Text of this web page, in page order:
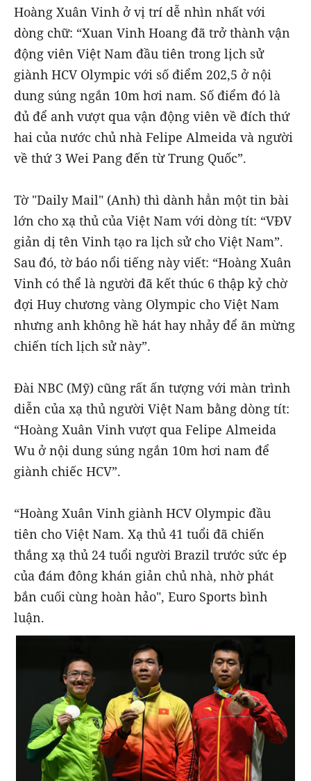
Hoàng Xuân Vinh ở vị trí dễ nhìn nhất với
dòng chữ: “Xuan Vinh Hoang đã trở thành vận
động viên Việt Nam đầu tiên trong lịch sử
giành HCV Olympic với số điểm 202,5 ở nội
dung súng ngắn 10m hơi nam. Số điểm đó là
đủ để anh vượt qua vận động viên về đích thứ
hai của nước chủ nhà Felipe Almeida và người
về thứ 3 Wei Pang đến từ Trung Quốc”.
Tờ "Daily Mail" (Anh) thì dành hẳn một tin bài
lớn cho xạ thủ của Việt Nam với dòng tít: “VĐV
giản dị tên Vinh tạo ra lịch sử cho Việt Nam”.
Sau đó, tờ báo nổi tiếng này viết: “Hoàng Xuân
Vinh có thể là người đã kết thúc 6 thập kỷ chờ
đợi Huy chương vàng Olympic cho Việt Nam
nhưng anh không hề hát hay nhảy để ăn mừng
chiến tích lịch sử này”.
Đài NBC (Mỹ) cũng rất ấn tượng với màn trình
diễn của xạ thủ người Việt Nam bằng dòng tít:
“Hoàng Xuân Vinh vượt qua Felipe Almeida
Wu ở nội dung súng ngắn 10m hơi nam để
giành chiếc HCV”.
“Hoàng Xuân Vinh giành HCV Olympic đầu
tiên cho Việt Nam. Xạ thủ 41 tuổi đã chiến
thắng xạ thủ 24 tuổi người Brazil trước sức ép
của đám đông khán giản chủ nhà, nhờ phát
bắn cuối cùng hoàn hảo", Euro Sports bình
luận.